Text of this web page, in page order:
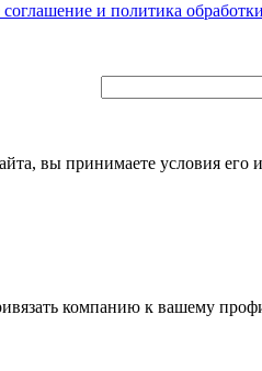
соглашение и политика
вы принимаете условия его
компанию к вашему